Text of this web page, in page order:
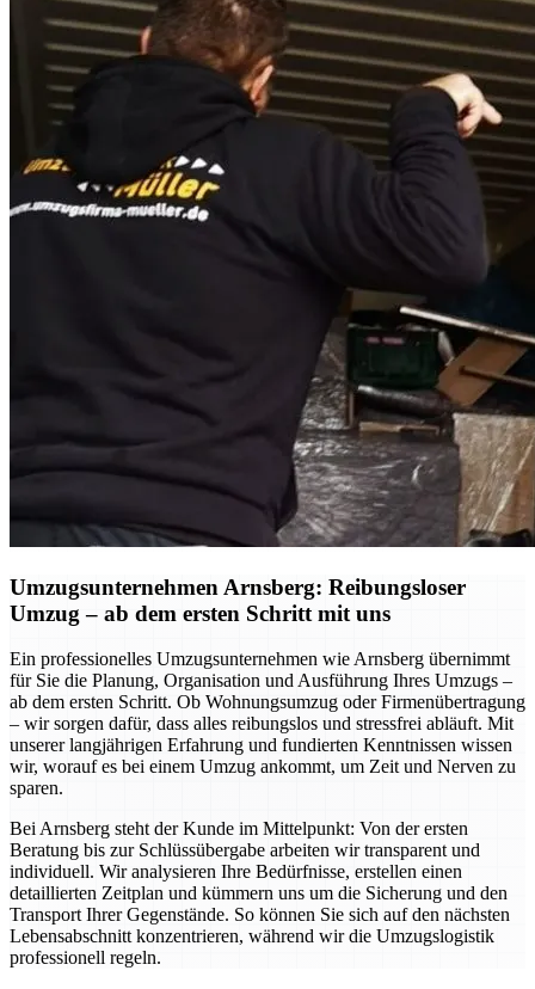
Umzugsunternehmen Arnsberg: Reibungsloser
Umzug – ab dem ersten Schritt mit uns
Ein professionelles Umzugsunternehmen wie Arnsberg übernimmt
für Sie die Planung, Organisation und Ausführung Ihres Umzugs –
ab dem ersten Schritt. Ob Wohnungsumzug oder Firmenübertragung
– wir sorgen dafür, dass alles reibungslos und stressfrei abläuft. Mit
unserer langjährigen Erfahrung und fundierten Kenntnissen wissen
wir, worauf es bei einem Umzug ankommt, um Zeit und Nerven zu
sparen.
Bei Arnsberg steht der Kunde im Mittelpunkt: Von der ersten
Beratung bis zur Schlüssübergabe arbeiten wir transparent und
individuell. Wir analysieren Ihre Bedürfnisse, erstellen einen
detaillierten Zeitplan und kümmern uns um die Sicherung und den
Transport Ihrer Gegenstände. So können Sie sich auf den nächsten
Lebensabschnitt konzentrieren, während wir die Umzugslogistik
professionell regeln.